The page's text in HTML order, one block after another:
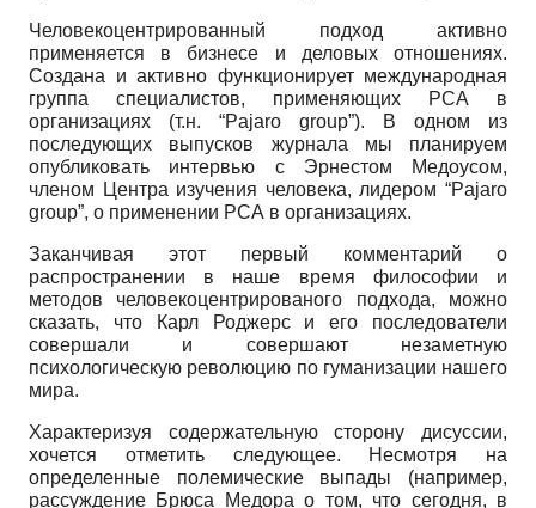
Человекоцентрированный подход активно
применяется в бизнесе и деловых отношениях.
Создана и активно функционирует международная
группа специалистов, применяющих РСА в
организациях (т.н. “Pajaro group”). В одном из
последующих выпусков журнала мы планируем
опубликовать интервью с Эрнестом Медоусом,
членом Центра изучения человека, лидером “Pajaro
group”, о применении РСА в организациях.
Заканчивая этот первый комментарий о
распространении в наше время философии и
методов человекоцентрированого подхода, можно
сказать, что Карл Роджерс и его последователи
совершали и совершают незаметную
психологическую революцию по гуманизации нашего
мира.
Характеризуя содержательную сторону дисуссии,
хочется отметить следующее. Несмотря на
определенные полемические выпады (например,
рассуждение Брюса Медора о том, что сегодня, в